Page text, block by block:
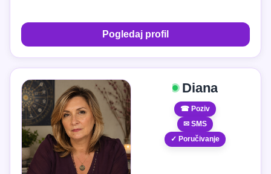
Pogledaj profil
Diana
☎ Poziv
✉ SMS
✓ Poručivanje